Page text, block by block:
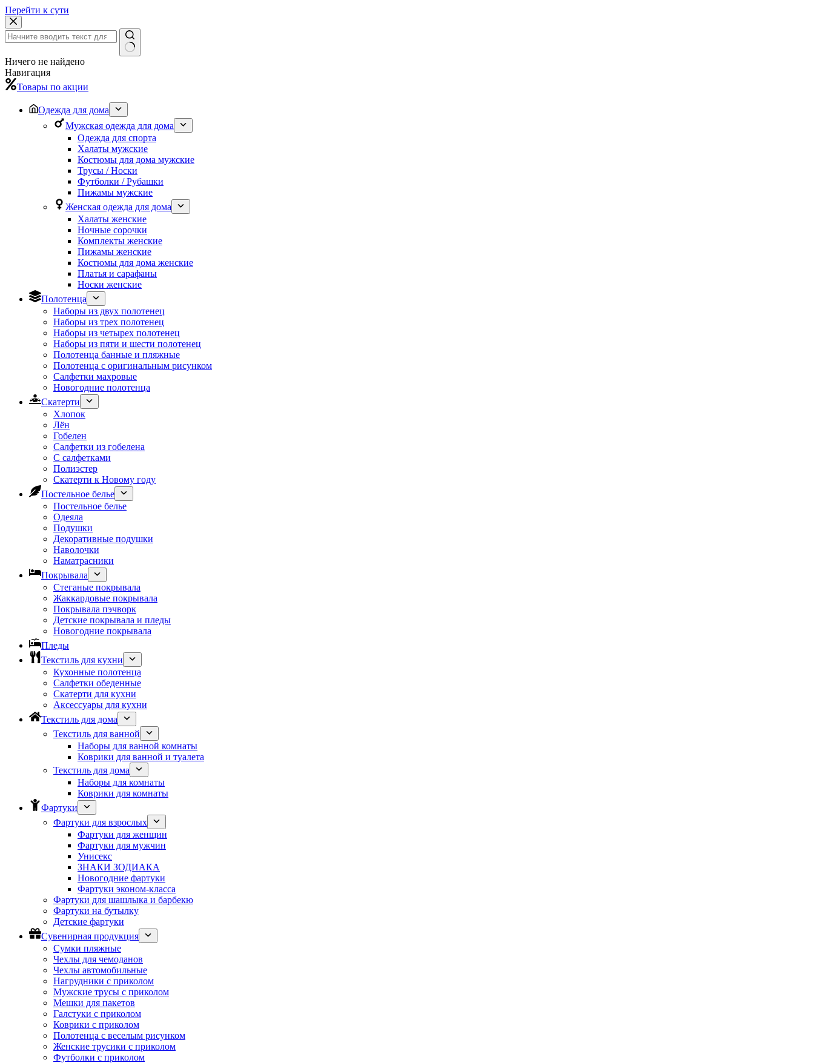
Перейти к сути
Ничего не найдено
Навигация
Товары по акции
Одежда для дома
Мужская одежда для дома
Одежда для спорта
Халаты мужские
Костюмы для дома мужские
Трусы / Носки
Футболки / Рубашки
Пижамы мужские
Женская одежда для дома
Халаты женские
Ночные сорочки
Комплекты женские
Пижамы женские
Костюмы для дома женские
Платья и сарафаны
Носки женские
Полотенца
Наборы из двух полотенец
Наборы из трех полотенец
Наборы из четырех полотенец
Наборы из пяти и шести полотенец
Полотенца банные и пляжные
Полотенца с оригинальным рисунком
Салфетки махровые
Новогодние полотенца
Скатерти
Хлопок
Лён
Гобелен
Салфетки из гобелена
С салфетками
Полиэстер
Скатерти к Новому году
Постельное белье
Постельное белье
Одеяла
Подушки
Декоративные подушки
Наволочки
Наматрасники
Покрывала
Стеганые покрывала
Жаккардовые покрывала
Покрывала пэчворк
Детские покрывала и пледы
Новогодние покрывала
Пледы
Текстиль для кухни
Кухонные полотенца
Салфетки обеденные
Скатерти для кухни
Аксессуары для кухни
Текстиль для дома
Текстиль для ванной
Наборы для ванной комнаты
Коврики для ванной и туалета
Текстиль для дома
Наборы для комнаты
Коврики для комнаты
Фартуки
Фартуки для взрослых
Фартуки для женщин
Фартуки для мужчин
Унисекс
ЗНАКИ ЗОДИАКА
Новогодние фартуки
Фартуки эконом-класса
Фартуки для шашлыка и барбекю
Фартуки на бутылку
Детские фартуки
Сувенирная продукция
Сумки пляжные
Чехлы для чемоданов
Чехлы автомобильные
Нагрудники с приколом
Мужские трусы с приколом
Мешки для пакетов
Галстуки с приколом
Коврики с приколом
Полотенца с веселым рисунком
Женские трусики с приколом
Футболки с приколом